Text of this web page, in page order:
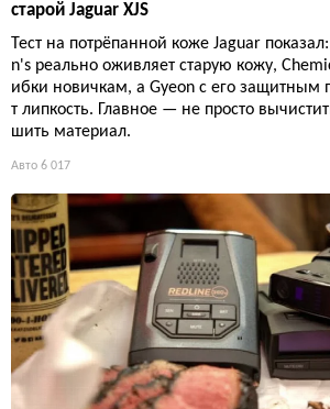
старой Jaguar XJS
Тест на потрёпанной коже Jaguar
n's реально оживляет старую кожу,
ибки новичкам, а Gyeon с его защитным
т липкость. Главное — не просто
шить материал.
Авто 6 017